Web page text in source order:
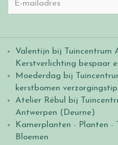
Valentijn bij Tuincentrum
Kerstverlichting bespaar
Moederdag bij
kerstbomen
Atelier Rébul bij
Antwerpen (Deurne)
Kamerplanten - Planten -
Bloemen